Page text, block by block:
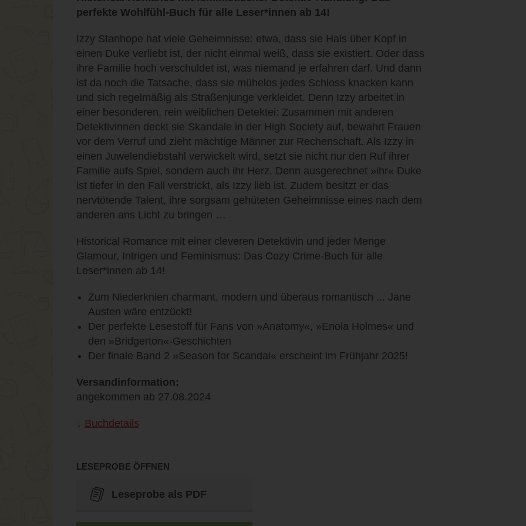
perfekte Wohlfühl-Buch für alle Leser*innen ab 14!
Izzy Stanhope hat viele Geheimnisse: etwa, dass sie Hals über Kopf in
einen Duke verliebt ist, der nicht einmal weiß, dass sie existiert. Oder dass
ihre Familie hoch verschuldet ist, was niemand je erfahren darf. Und dann
ist da noch die Tatsache, dass sie mühelos jedes Schloss knacken kann
und sich regelmäßig als Straßenjunge verkleidet. Denn Izzy arbeitet in
einer besonderen, rein weiblichen Detektei: Zusammen mit anderen
Detektivinnen deckt sie Skandale in der High Society auf, bewahrt Frauen
vor dem Verruf und zieht mächtige Männer zur Rechenschaft. Als Izzy in
einen Juwelendiebstahl verwickelt wird, setzt sie nicht nur den Ruf ihrer
Familie aufs Spiel, sondern auch ihr Herz. Denn ausgerechnet »ihr« Duke
ist tiefer in den Fall verstrickt, als Izzy lieb ist. Zudem besitzt er das
nervtötende Talent, ihre sorgsam gehüteten Geheimnisse eines nach dem
anderen ans Licht zu bringen …
Historical Romance mit einer cleveren Detektivin und jeder Menge
Glamour, Intrigen und Feminismus: Das Cozy Crime-Buch für alle
Leser*innen ab 14!
Zum Niederknien charmant, modern und überaus romantisch ... Jane
Austen wäre entzückt!
Der perfekte Lesestoff für Fans von »Anatomy«, »Enola Holmes« und
den »Bridgerton«-Geschichten
Der finale Band 2 »Season for Scandal« erscheint im Frühjahr 2025!
Versandinformation:
angekommen ab 27.08.2024
Buchdetails
LESEPROBE ÖFFNEN
Leseprobe als PDF